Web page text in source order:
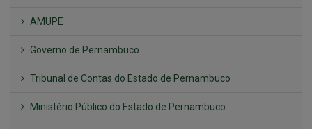
AMUPE
Governo de Pernambuco
Tribunal de Contas do Estado de Pernambuco
Ministério Público do Estado de Pernambuco